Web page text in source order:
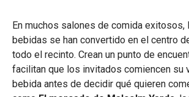
En muchos salones de comida exitosos,
bebidas se han convertido en el centro
todo el recinto. Crean un punto de
facilitan que los invitados comiencen su
bebida antes de decidir qué quieren